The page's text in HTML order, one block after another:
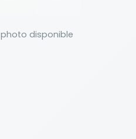
photo disponible